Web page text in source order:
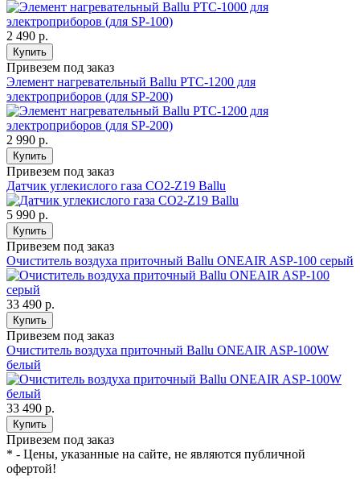
2 490 р.
Купить
Привезем под заказ
Элемент нагревательный Ballu PTC-1200 для
электроприборов (для SP-200)
2 990 р.
Купить
Привезем под заказ
Датчик углекислого газа CO2-Z19 Ballu
5 990 р.
Купить
Привезем под заказ
Очиститель воздуха приточный Ballu ONEAIR ASP-100 серый
33 490 р.
Купить
Привезем под заказ
Очиститель воздуха приточный Ballu ONEAIR ASP-100W
белый
33 490 р.
Купить
Привезем под заказ
* - Цены, указанные на сайте, не являются публичной
офертой!